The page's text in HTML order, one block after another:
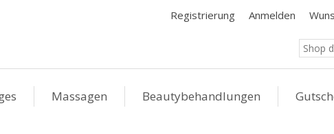
Registrierung Anmelden
Massagen Beautybehandlungen